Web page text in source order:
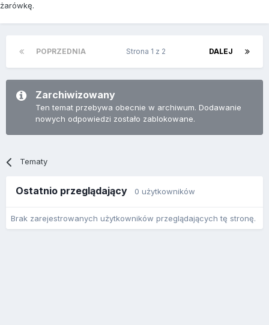
żarówkę.
POPRZEDNIA DALEJ
Strona 1 z 2
Zarchiwizowany
Ten temat przebywa obecnie w archiwum. Dodawanie
nowych odpowiedzi zostało zablokowane.
Tematy
Ostatnio przeglądający 0 użytkowników
Brak zarejestrowanych użytkowników przeglądających tę stronę.